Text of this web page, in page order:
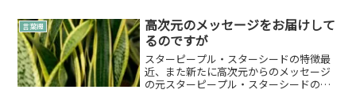
てくださってたりします✨あ、こちらの
オーガナイザーもしている...
言葉綴
高次元のメッセージをお届けして
るのですが
スターピープル・スターシードの特徴最
近、また新たに高次元からのメッセージ
の元スターピープル・スターシードの特